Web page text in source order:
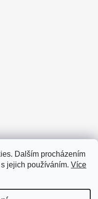
Dalším procházením
jejich používáním. Více